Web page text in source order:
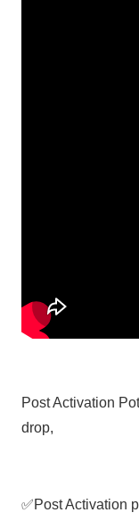
Post Activation
drop,
✅Post Activation